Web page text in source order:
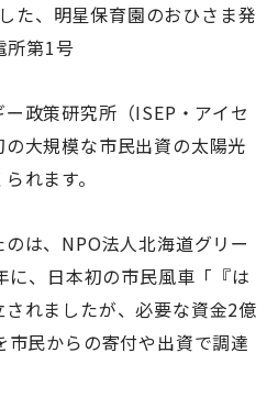
た、明星保育園のおひさま発
所第1号
政策研究所（ISEP・アイセ
大規模な市民出資の太陽光
れます。
は、NPO法人北海道グリー
に、日本初の市民風車「『は
れましたが、必要な資金2億
民からの寄付や出資で調達